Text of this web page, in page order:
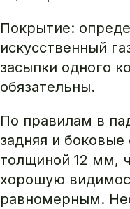
Покрытие:
искусственный
засыпки одного
обязательны.
По правилам в
задняя и боковые
толщиной 12 мм,
хорошую
равномерным.